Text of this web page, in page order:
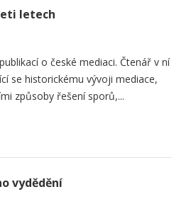
letech
o české mediaci. Čtenář v ní
se historickému vývoji mediace,
způsoby řešení sporů,...
vydědění